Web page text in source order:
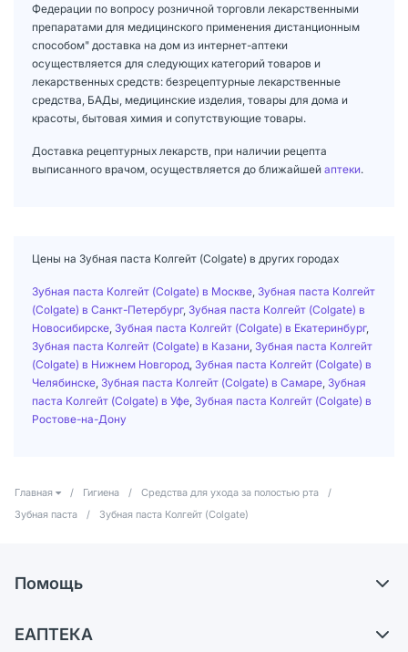
Федерации по вопросу розничной торговли лекарственными
препаратами для медицинского применения дистанционным
способом" доставка на дом из интернет-аптеки
осуществляется для следующих категорий товаров и
лекарственных средств: безрецептурные лекарственные
средства, БАДы, медицинские изделия, товары для дома и
красоты, бытовая химия и сопутствующие товары.
Доставка рецептурных лекарств, при наличии рецепта
выписанного врачом, осуществляется до ближайшей аптеки.
Цены на Зубная паста Колгейт (Colgate) в других городах
Зубная паста Колгейт (Colgate) в Москве Зубная паста Колгейт
(Colgate) в Санкт-Петербург, Зубная паста Колгейт (Colgate) в
Новосибирске Зубная паста Колгейт (Colgate) в Екатеринбург,
Зубная паста Колгейт (Colgate) в Казани Зубная паста Колгейт
(Colgate) в Нижнем Новгород Зубная паста Колгейт (Colgate) в
Челябинске Зубная паста Колгейт (Colgate) в Самаре Зубная
паста Колгейт (Colgate) в Уфе Зубная паста Колгейт (Colgate) в
Ростове-на-Дону
Главная / Гигиена / Средства для ухода за полостью рта
/
Зубная паста
/ Зубная паста Колгейт (Colgate)
Помощь
Самовывоз из аптек
ЕАПТЕКА